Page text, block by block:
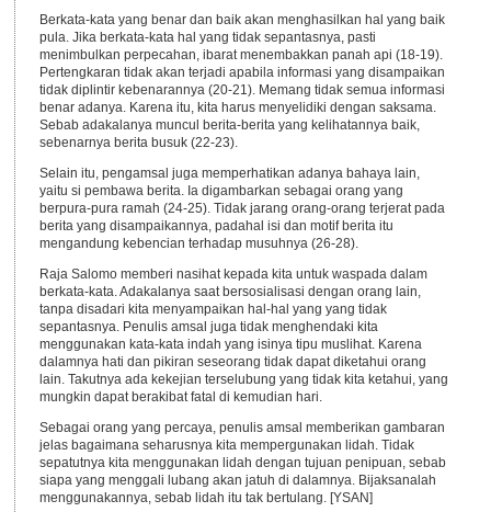
Berkata-kata yang benar dan baik akan menghasilkan hal yang baik
pula. Jika berkata-kata hal yang tidak sepantasnya, pasti
menimbulkan perpecahan, ibarat menembakkan panah api (18-19).
Pertengkaran tidak akan terjadi apabila informasi yang disampaikan
tidak diplintir kebenarannya (20-21). Memang tidak semua informasi
benar adanya. Karena itu, kita harus menyelidiki dengan saksama.
Sebab adakalanya muncul berita-berita yang kelihatannya baik,
sebenarnya berita busuk (22-23).
Selain itu, pengamsal juga memperhatikan adanya bahaya lain,
yaitu si pembawa berita. Ia digambarkan sebagai orang yang
berpura-pura ramah (24-25). Tidak jarang orang-orang terjerat pada
berita yang disampaikannya, padahal isi dan motif berita itu
mengandung kebencian terhadap musuhnya (26-28).
Raja Salomo memberi nasihat kepada kita untuk waspada dalam
berkata-kata. Adakalanya saat bersosialisasi dengan orang lain,
tanpa disadari kita menyampaikan hal-hal yang yang tidak
sepantasnya. Penulis amsal juga tidak menghendaki kita
menggunakan kata-kata indah yang isinya tipu muslihat. Karena
dalamnya hati dan pikiran seseorang tidak dapat diketahui orang
lain. Takutnya ada kekejian terselubung yang tidak kita ketahui, yang
mungkin dapat berakibat fatal di kemudian hari.
Sebagai orang yang percaya, penulis amsal memberikan gambaran
jelas bagaimana seharusnya kita mempergunakan lidah. Tidak
sepatutnya kita menggunakan lidah dengan tujuan penipuan, sebab
siapa yang menggali lubang akan jatuh di dalamnya. Bijaksanalah
menggunakannya, sebab lidah itu tak bertulang. [YSAN]